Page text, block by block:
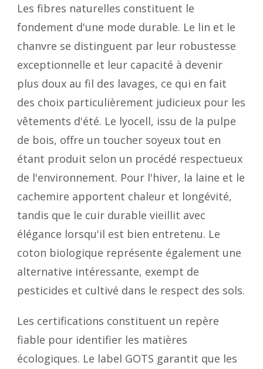
Les fibres naturelles constituent le
fondement d'une mode durable. Le lin et le
chanvre se distinguent par leur robustesse
exceptionnelle et leur capacité à devenir
plus doux au fil des lavages, ce qui en fait
des choix particulièrement judicieux pour les
vêtements d'été. Le lyocell, issu de la pulpe
de bois, offre un toucher soyeux tout en
étant produit selon un procédé respectueux
de l'environnement. Pour l'hiver, la laine et le
cachemire apportent chaleur et longévité,
tandis que le cuir durable vieillit avec
élégance lorsqu'il est bien entretenu. Le
coton biologique représente également une
alternative intéressante, exempt de
pesticides et cultivé dans le respect des sols.
Les certifications constituent un repère
fiable pour identifier les matières
écologiques. Le label GOTS garantit que les